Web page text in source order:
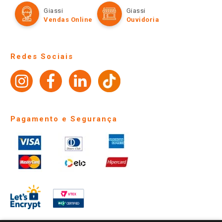
Televendas
Amigo Giassi
Perguntas frequentes
Identidade Visual
Formas de Pagamento
Políticas de entrega
Giassi
Vendas Online
Giassi
Ouvidoria
Redes Sociais
Pagamento e Segurança